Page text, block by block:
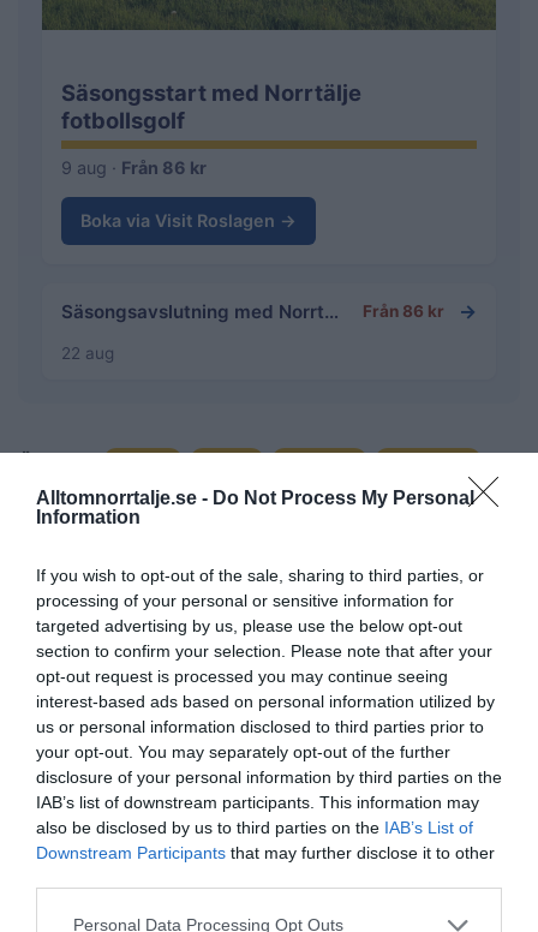
Alltomnorrtalje.se - Do Not Process My Personal
Information
If you wish to opt-out of the sale, sharing to third parties, or
processing of your personal or sensitive information for
targeted advertising by us, please use the below opt-out
section to confirm your selection. Please note that after your
opt-out request is processed you may continue seeing
interest-based ads based on personal information utilized by
us or personal information disclosed to third parties prior to
your opt-out. You may separately opt-out of the further
disclosure of your personal information by third parties on the
IAB’s list of downstream participants. This information may
also be disclosed by us to third parties on the IAB’s List of
Downstream Participants that may further disclose it to other
Personal Data Processing Opt Outs
Säsongsstart med Norrtälje
fotbollsgolf
9 aug · Från 86 kr
Boka via Visit Roslagen →
Säsongsavslutning med Norrtälje fotbollsgolf
22 aug
Från 86 kr →
artikel kultur norrtälje sos alarm